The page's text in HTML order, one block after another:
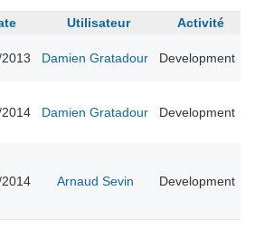
Utilisateur Activité
Damien Gratadour Development
Damien Gratadour Development
Arnaud Sevin Development